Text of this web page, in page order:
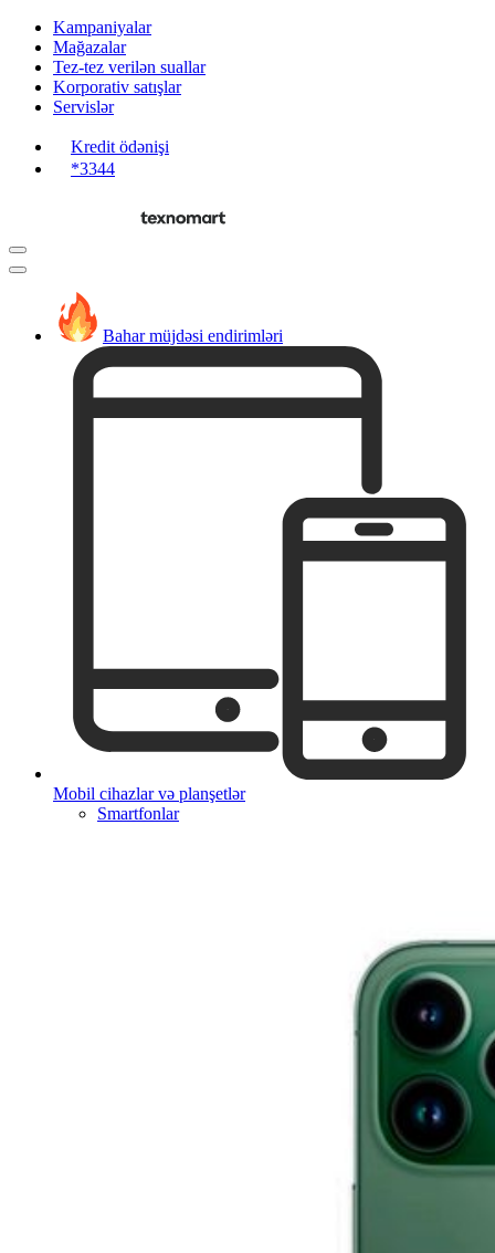
Kampaniyalar
Mağazalar
Tez-tez verilən suallar
Korporativ satışlar
Servislər
Kredit ödənişi
*3344
Bahar müjdəsi endirimləri
Mobil cihazlar və planşetlər
Smartfonlar